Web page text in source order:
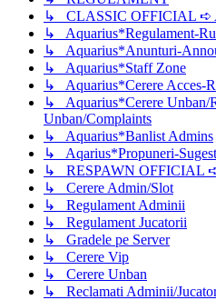
↳ CLASSIC OFFICIAL ➪
↳ Aquarius*Regulament-
↳ Aquarius*Anunturi-
↳ Aquarius*Staff Zone
↳ Aquarius*Cerere Acces-
↳ Aquarius*Cerere Unban/
Unban/Complaints
↳ Aquarius*Banlist Admins
↳ Aqarius*Propuneri-
↳ RESPAWN OFFICIAL ➪
↳ Cerere Admin/Slot
↳ Regulament Adminii
↳ Regulament Jucatorii
↳ Gradele pe Server
↳ Cerere Vip
↳ Cerere Unban
↳ Reclamati Adminii/